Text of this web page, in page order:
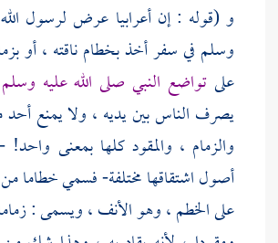
و (قوله : إن أعرابيا عرض لرسول
وسلم في سفر أخذ بخطام ناقته ، أو
علىتواضع النبي صلى الله عليه وسلم
يصرف الناس بين يديه ، ولا يمنع أحد
والزمام ، والمقود كلها بمعنى
أصول اشتقاقها مختلفة- فسمي خطاما
على الخطم ، وهو الأنف ، ويسمى :